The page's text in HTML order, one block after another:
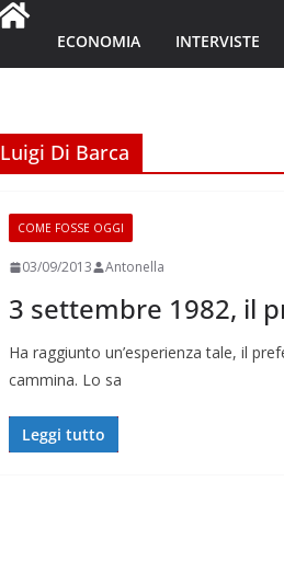
ECONOMIA INTERVISTE
Luigi Di Barca
COME FOSSE OGGI
03/09/2013 Antonella
3 settembre 1982, il
Ha raggiunto un’esperienza tale, il
cammina. Lo sa
Leggi tutto